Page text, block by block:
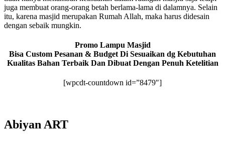
juga membuat orang-orang betah berlama-lama di dalamnya. Selain
itu, karena masjid merupakan Rumah Allah, maka harus didesain
dengan sebaik mungkin.
Promo Lampu Masjid
Bisa Custom Pesanan & Budget Di Sesuaikan dg Kebutuhan
Kualitas Bahan Terbaik Dan Dibuat Dengan Penuh Ketelitian
[wpcdt-countdown id=”8479″]
Abiyan ART